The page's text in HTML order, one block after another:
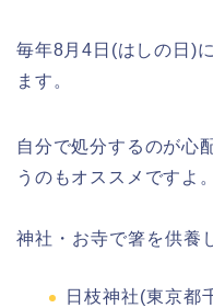
毎年8月4日(はしの日)
ます。
自分で処分するのが心
うのもオススメですよ。
神社・お寺で箸を供養
日枝神社(東京都